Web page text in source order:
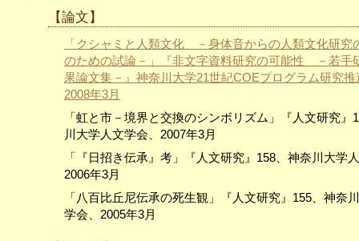
【論文】
「クシャミと人類文化 －身体音からの人類文化研究
のための試論－」『非文字資料研究の可能性 －若手
果論文集－』神奈川大学21世紀COEプログラム研究推
2008年3月
「虹と市－境界と交換のシンボリズム」『人文研究』
川大学人文学会、2007年3月
「『日招き伝承』考」『人文研究』158、神奈川大学
2006年3月
「八百比丘尼伝承の死生観」『人文研究』155、神奈
学会、2005年3月